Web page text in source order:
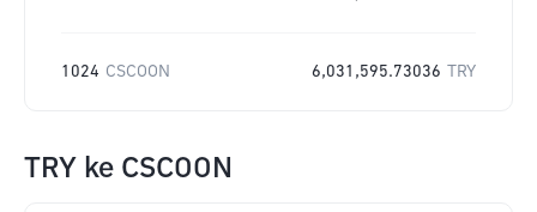
1024 CSCOON 6,031,595.73036 TRY
TRY ke CSCOON